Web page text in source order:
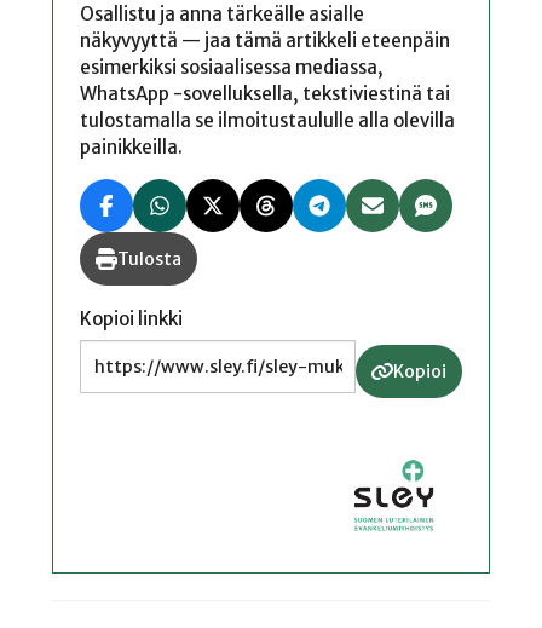
Osallistu ja anna tärkeälle asialle
näkyvyyttä — jaa tämä artikkeli eteenpäin
esimerkiksi sosiaalisessa mediassa,
WhatsApp -sovelluksella, tekstiviestinä tai
tulostamalla se ilmoitustaululle alla olevilla
painikkeilla.
Tulosta
Kopioi linkki
Kopioi